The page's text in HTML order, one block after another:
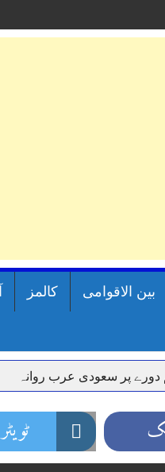
بین الاقوامی کالمز
پر سعودی عرب روانہ
کا شہری کو پیش ہونے کا
کلرسیداں
ٹویٹر